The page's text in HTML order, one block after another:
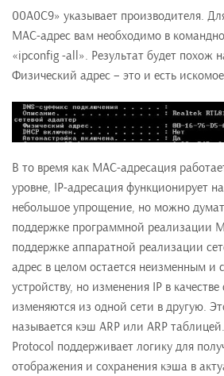
00A0C9» указывает производителя.
MAC-адрес вам необходимо в
«ipconfig -all». Результат будет похож
Физический адрес – это и есть
В то время как MAC-адресация
уровне, IP-адресация функционирует
небольшое упрощение, но можно
поддержке программной реализации
поддержке аппаратной реализации
адрес в целом остается неизменным и
устройству, но изменения IP в качестве
изменяются из одной сети в другую.
называется кэш ARP или ARP
Protocol поддерживает логику для
отображения и сохранения кэша в